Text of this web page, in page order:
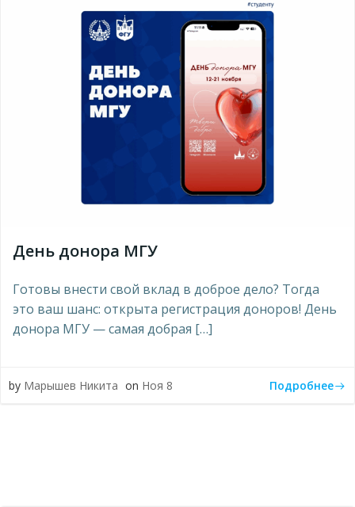
День донора МГУ
Готовы внести свой вклад в доброе дело? Тогда
это ваш шанс: открыта регистрация доноров! День
донора МГУ — самая добрая […]
by Марышев Никита on Ноя 8 Подробнее